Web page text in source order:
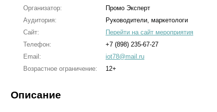
Организатор:
Промо Эксперт
Аудитория:
Руководители, маркетологи
Сайт:
Перейти на сайт мероприятия
Телефон:
+7 (898) 235-67-27
Email:
iot78@mail.ru
Возрастное ограничение:
12+
Описание